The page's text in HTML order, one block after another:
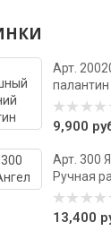
Арт.
палантин
0
out
5
9,900
Арт. 300
Ручная
0
out
13,400